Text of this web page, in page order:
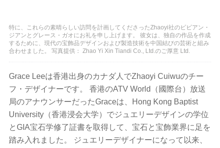
特に、これらの素晴らしい訪問を計画してくださったZhaoyi社のビビアン・
ジアンとグレース・ガオにお礼を申し上げます。 彼女は、独自の作品を作成
するために、現代の宝飾品デザインおよび製造技術を中国結びの芸術と組み
合わせました。 写真提供： Zhao Yi Xin Tiandi Co., Ltd.のご厚意 Ltd.
Grace Leeは香港出身のカナダ人でZhaoyi Cuiwuのチー
フ・デザイナーです。 香港のATV World（國際台）放送
局のアナウンサーだったGraceは、Hong Kong Baptist
University（香港浸会大学）でジュエリーデザインの学位
とGIA宝石学修了証書を取得して、宝石と宝飾業界に足を
踏み入れました。 ジュエリーデザイナーになって以来、